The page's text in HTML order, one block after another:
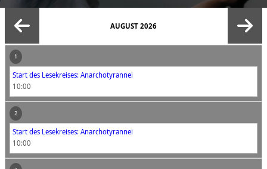
AUGUST 2026
1
Start des Lesekreises: Anarchotyrannei
10:00
2
Start des Lesekreises: Anarchotyrannei
10:00